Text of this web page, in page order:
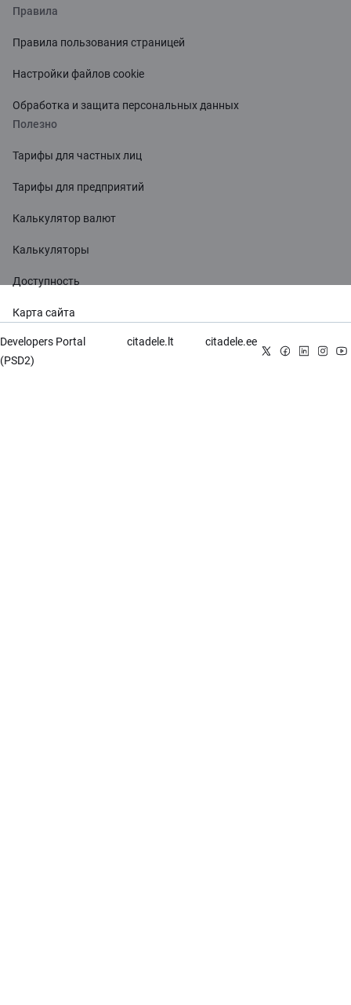
Правила
Правила пользования страницей
Настройки файлов cookie
Обработка и защита персональных данных
Полезно
Тарифы для частных лиц
Тарифы для предприятий
Калькулятор валют
Калькуляторы
Доступность
Карта сайта
Developers Portal
(PSD2)
citadele.lt citadele.ee